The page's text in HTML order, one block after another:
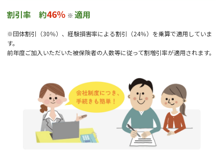
割引率 約46％ ※ 適用
※団体割引（30％）、経験損害率による割引（24％）を乗算で適用していま
す。
前年度ご加入いただいた被保険者の人数等に従って割増引率が適用されます。